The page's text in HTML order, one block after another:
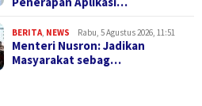
BERITA NEWS Rabu, 5 Agustus 2026, 11:51
Menteri Nusron: Jadikan
Masyarakat sebag…